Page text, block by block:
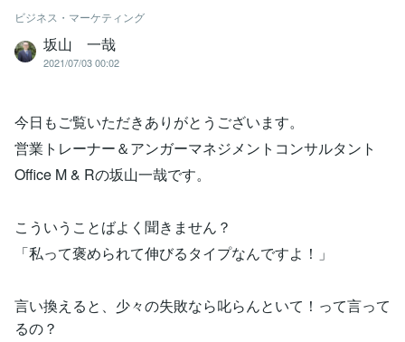
ビジネス・マーケティング
坂山 一哉
2021/07/03 00:02
今日もご覧いただきありがとうございます。
営業トレーナー＆アンガーマネジメントコンサルタント
Office M & Rの坂山一哉です。
こういうことばよく聞きません？
「私って褒められて伸びるタイプなんですよ！」
言い換えると、少々の失敗なら叱らんといて！って言って
るの？